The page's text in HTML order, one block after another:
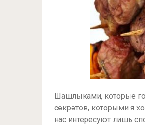
Шашлыками, которые
секретов, которыми я
нас интересуют лишь